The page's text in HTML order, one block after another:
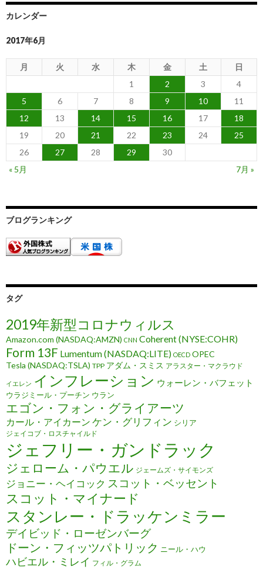
カレンダー
2017年6月
月 火 水 木 金 土
日
1
2 3
4
5
6 7 8 9 10
11
12
13 14 15 16 17
18
19
20 21 22 23 24
25
26
27 28 29
30
« 5月
7月 »
ブログランキング
タグ
2019年新型コロナウィルス
Amazon.com (NASDAQ:AMZN) CNN Coherent (NYSE:COHR)
Form 13F Lumentum (NASDAQ:LITE) OECD OPEC
Tesla (NASDAQ:TSLA) TPP アダム・スミス アラスター・マクラウド
イエレン インフレーション ウォーレン・バフェット
ウラジミール・プーチン ウラン
エゴン・フォン・グライアーツ
カール・アイカーン ケン・グリフィン シリア
ジェイコブ・ロスチャイルド
ジェフリー・ガンドラック
ジェローム・パウエル ジェームズ・サイモンズ
ジョニー・ヘイコック スコット・ベッセント
スコット・マイナード
スタンレー・ドラッケンミラー
デイビッド・ローゼンバーグ
ドーン・フィッツパトリック ニール・ハウ
ハビエル・ミレイ フィル・グラム